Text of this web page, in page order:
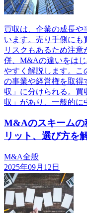
買収は、企業の成長や
います。売り手側にも
リスクもあるため注
併、M&Aの違いをは
やすく解説します。こ
の事業や経営権を取得
収」に分けられる。買
収」があり、一般的に
M&Aのスキームの
リット、選び方を
M&A全般
2025年09月12日